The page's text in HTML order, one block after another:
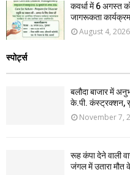
कवर्धा में 6 अगस्त
जागरूकता
August 4, 2026
स्पोर्ट्स
बलौदा बाजार में
के.पी. कंस्ट्रक्शन,
November 7,
रूह कंपा देने वाली
जंगल में उतारा मौत